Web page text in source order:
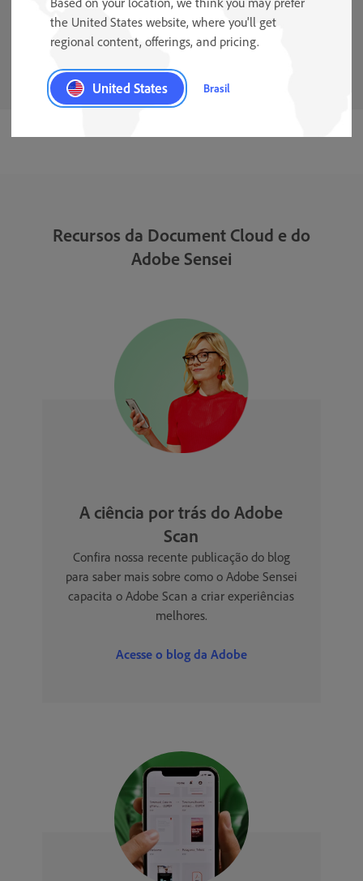
Reconhecimento de campos de formulário
Recursos da Document Cloud e do
Adobe Sensei
A ciência por trás do Adobe
Scan
Confira nossa recente publicação do blog
para saber mais sobre como o Adobe Sensei
capacita o Adobe Scan a criar experiências
melhores.
Acesse o blog da Adobe
the United States website, where you'll get
regional content, offerings, and pricing.
United States Brasil